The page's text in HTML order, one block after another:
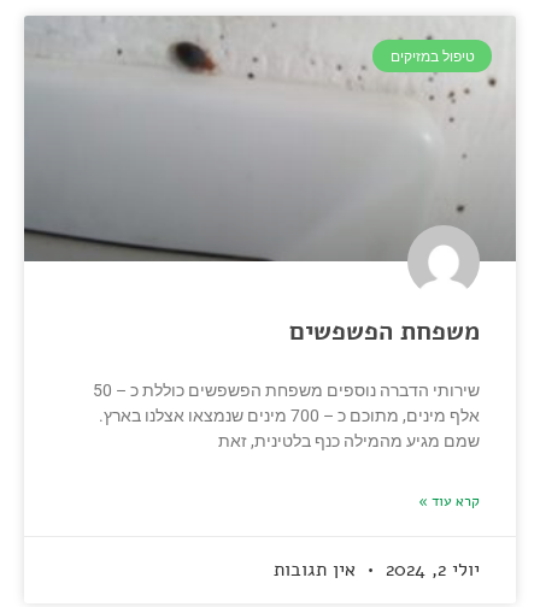
טיפול במזיקים
משפחת הפשפשים
שירותי הדברה נוספים משפחת הפשפשים כוללת כ – 50
אלף מינים, מתוכם כ – 700 מינים שנמצאו אצלנו בארץ.
שמם מגיע מהמילה כנף בלטינית, זאת
קרא עוד »
יולי 2, 2024 אין תגובות